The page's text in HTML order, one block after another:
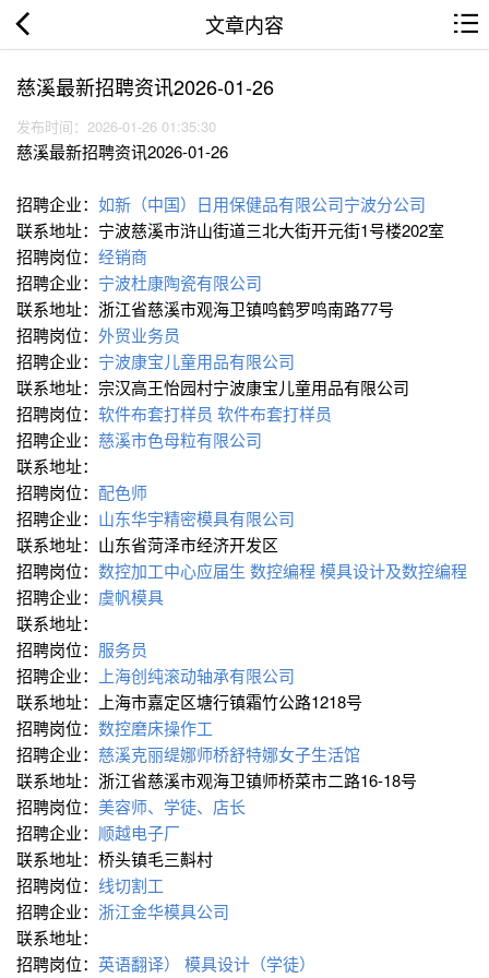
文章内容
慈溪最新招聘资讯2026-01-26
发布时间：2026-01-26 01:35:30
慈溪最新招聘资讯2026-01-26
招聘企业： 如新（中国）日用保健品有限公司宁波分公司
联系地址：宁波慈溪市浒山街道三北大街开元街1号楼202室
招聘岗位： 经销商
招聘企业： 宁波杜康陶瓷有限公司
联系地址：浙江省慈溪市观海卫镇鸣鹤罗鸣南路77号
招聘岗位： 外贸业务员
招聘企业： 宁波康宝儿童用品有限公司
联系地址：宗汉高王怡园村宁波康宝儿童用品有限公司
招聘岗位： 软件布套打样员 软件布套打样员
招聘企业： 慈溪市色母粒有限公司
联系地址：
招聘岗位： 配色师
招聘企业： 山东华宇精密模具有限公司
联系地址：山东省菏泽市经济开发区
招聘岗位： 数控加工中心应届生 数控编程 模具设计及数控编程
招聘企业： 虞帆模具
联系地址：
招聘岗位： 服务员
招聘企业：
上海创纯滚动轴承有限公司
联系地址：上海市嘉定区塘行镇霜竹公路1218号
招聘岗位： 数控磨床操作工
招聘企业： 慈溪克丽缇娜师桥舒特娜女子生活馆
联系地址：浙江省慈溪市观海卫镇师桥菜市二路16-18号
招聘岗位： 美容师、学徒、店长
招聘企业： 顺越电子厂
联系地址：桥头镇毛三斢村
招聘岗位： 线切割工
招聘企业： 浙江金华模具公司
联系地址：
招聘岗位： 英语翻译） 模具设计（学徒）